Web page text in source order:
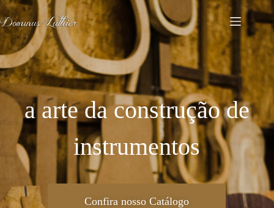
a arte da construção de
instrumentos
Confira nosso Catálogo